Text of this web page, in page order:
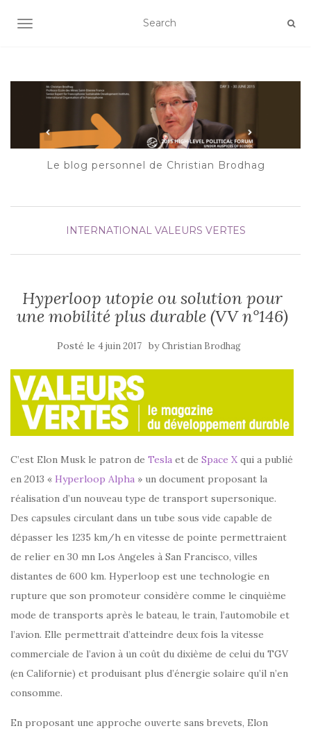
AFFICHER/MASQUER LA NAVIGATION
Le blog personnel de Christian Brodhag
INTERNATIONAL VALEURS VERTES
Hyperloop utopie ou solution pour
une mobilité plus durable (VV n°146)
Posté le 4 juin 2017 byChristian Brodhag
C’est Elon Musk le patron de Tesla et de Space X qui a publié
en 2013 « Hyperloop Alpha » un document proposant la
réalisation d’un nouveau type de transport supersonique.
Des capsules circulant dans un tube sous vide capable de
dépasser les 1235 km/h en vitesse de pointe permettraient
de relier en 30 mn Los Angeles à San Francisco, villes
distantes de 600 km. Hyperloop est une technologie en
rupture que son promoteur considère comme le cinquième
mode de transports après le bateau, le train, l’automobile et
l’avion. Elle permettrait d’atteindre deux fois la vitesse
commerciale de l’avion à un coût du dixième de celui du TGV
(en Californie) et produisant plus d’énergie solaire qu’il n’en
consomme.
En proposant une approche ouverte sans brevets, Elon